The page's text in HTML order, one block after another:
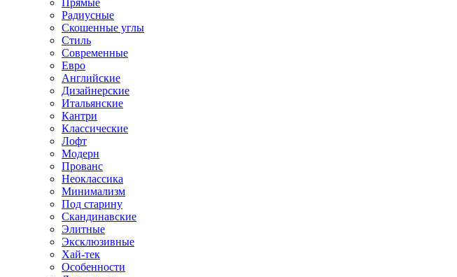
Радиусные
Скошенные углы
Стиль
Современные
Евро
Английские
Дизайнерские
Итальянские
Кантри
Классические
Лофт
Модерн
Прованс
Неоклассика
Минимализм
Под старину
Скандинавские
Элитные
Эксклюзивные
Хай-тек
Особенности